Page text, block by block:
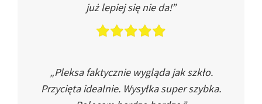
już lepiej się nie da!”
„Pleksa faktycznie wygląda jak szkło.
Przycięta idealnie. Wysyłka super szybka.